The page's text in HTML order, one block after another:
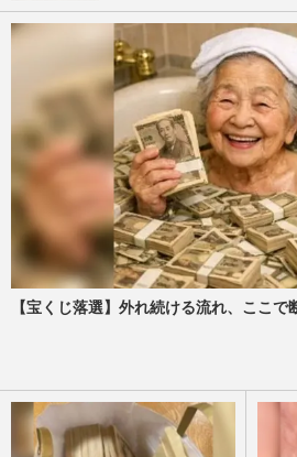
【宝くじ落選】外れ続ける流れ、ここで